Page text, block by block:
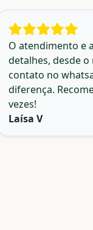
O atendimento e
detalhes, desde
contato no
diferença.
vezes!
Laísa V